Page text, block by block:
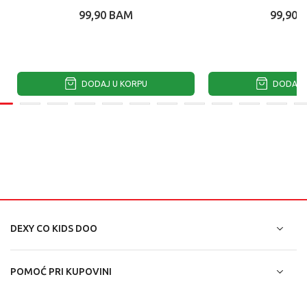
99,90 BAM
DODAJ U KORPU
99,90
DODAJ
DEXY CO KIDS DOO
POMOĆ PRI KUPOVINI